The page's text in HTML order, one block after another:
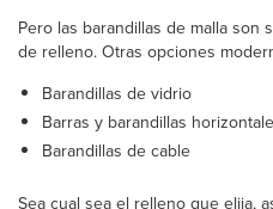
Pero las barandillas de malla son
de relleno. Otras opciones
Barandillas de vidrio
Barras y barandillas
Barandillas de cable
Sea cual sea el relleno que elija,